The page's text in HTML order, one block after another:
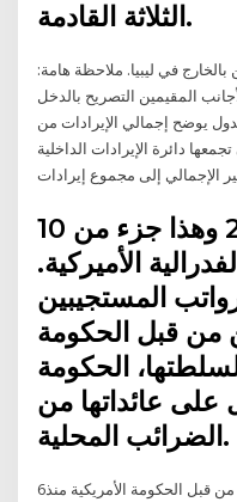
الثلاثة القادمة.
في ليبيا. ملاحظة هامة:
المقيمين التصريح بالدخل
يوضح إجمالي الإيرادات من
دائرة الإيرادات الداخلية
10 شباط (فبراير) 2020 وهذا جزء من
الأميركية.
المستجيبين
من قبل الحكومة
الحكومة
على عائداتها من
..
6‏‏/6‏‏/1442 بعد الهجرة واتُّهم فيسبوك بدوره من قبل الحكومة الأمريكية منذ